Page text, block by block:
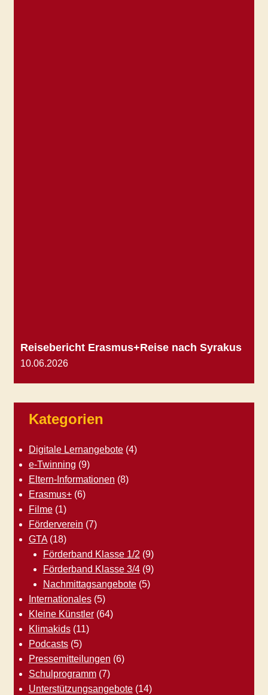
Reisebericht Erasmus+Reise nach Syrakus
10.06.2026
Kategorien
Digitale Lernangebote(4)
e-Twinning (9)
Eltern-Informationen (8)
Erasmus+(6)
Filme(1)
Förderverein (7)
GTA(18)
Förderband Klasse 1/2 (9)
Förderband Klasse 3/4(9)
Nachmittagsangebote(5)
Internationales(5)
Kleine Künstler(64)
Klimakids(11)
Podcasts(5)
Pressemitteilungen (6)
Schulprogramm(7)
Unterstützungsangebote(14)